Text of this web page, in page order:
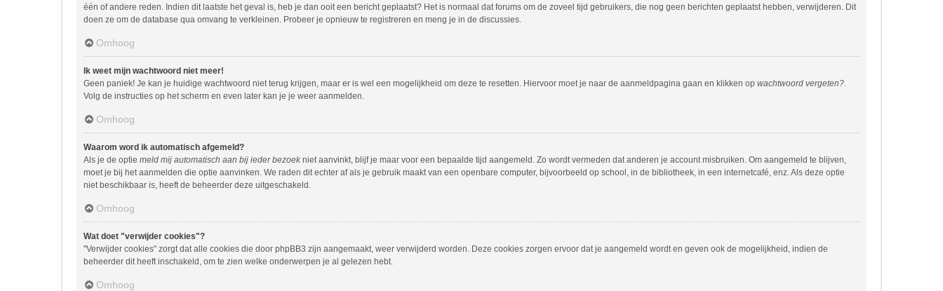
één of andere reden. Indien dit laatste het geval is, heb je dan ooit een bericht geplaatst? Het is normaal dat forums om de zoveel tijd gebruikers, die nog geen berichten geplaatst hebben, verwijderen. Dit
doen ze om de database qua omvang te verkleinen. Probeer je opnieuw te registreren en meng je in de discussies.
Omhoog
Ik weet mijn wachtwoord niet meer!
Geen paniek! Je kan je huidige wachtwoord niet terug krijgen, maar er is wel een mogelijkheid om deze te resetten. Hiervoor moet je naar de aanmeldpagina gaan en klikken op wachtwoord vergeten?.
Volg de instructies op het scherm en even later kan je je weer aanmelden.
Omhoog
Waarom word ik automatisch afgemeld?
Als je de optie meld mij automatisch aan bij ieder bezoek niet aanvinkt, blijf je maar voor een bepaalde tijd aangemeld. Zo wordt vermeden dat anderen je account misbruiken. Om aangemeld te blijven,
moet je bij het aanmelden die optie aanvinken. We raden dit echter af als je gebruik maakt van een openbare computer, bijvoorbeeld op school, in de bibliotheek, in een internetcafé, enz. Als deze optie
niet beschikbaar is, heeft de beheerder deze uitgeschakeld.
Omhoog
Wat doet "verwijder cookies"?
"Verwijder cookies" zorgt dat alle cookies die door phpBB3 zijn aangemaakt, weer verwijderd worden. Deze cookies zorgen ervoor dat je aangemeld wordt en geven ook de mogelijkheid, indien de
beheerder dit heeft inschakeld, om te zien welke onderwerpen je al gelezen hebt.
Omhoog